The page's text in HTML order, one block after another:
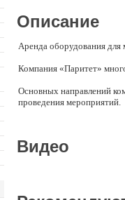
Описание
Аренда оборудования для
Компания «Паритет»
Основных направлений
проведения мероприятий.
Столового текстиля
Столовой посуды
Видео